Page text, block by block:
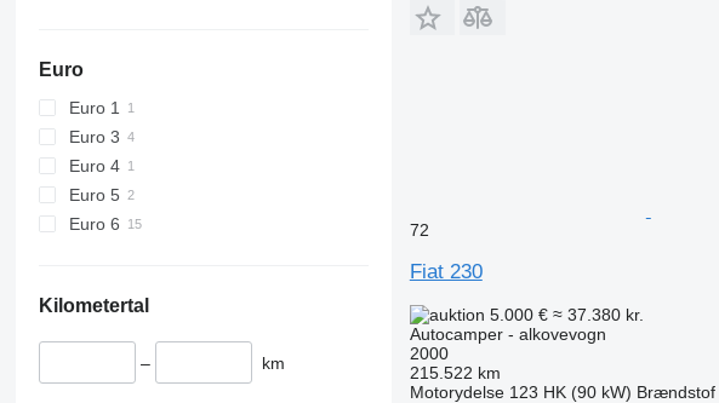
Euro
Euro 1
Euro 3
Euro 4
Euro 5
Euro 6
Kilometertal
– km
72
Fiat 230
5.000 € ≈ 37.380 kr.
Autocamper - alkovevogn
2000
215.522 km
Motorydelse 123 HK (90 kW) Brændstof